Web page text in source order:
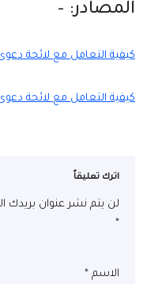
المصادر: –
كيفية التعامل مع لائحة دعوى
كيفية التعامل مع لائحة دعوى
اترك تعليقاً
لن يتم نشر عنوان بريدك
*
الاسم *